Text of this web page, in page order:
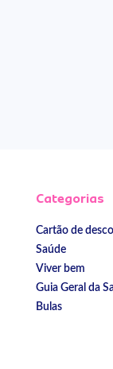
Categorias
Cartão de
Saúde
Viver bem
Guia Geral da
Bulas